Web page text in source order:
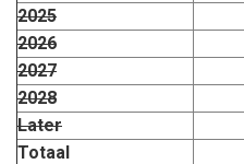
2025
2026
2027
2028
Later
Totaal